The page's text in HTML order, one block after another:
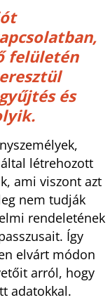
felületén
és
létrehozott
ami viszont azt
nem tudják
rendeletének
Így
elvárt módon
arról, hogy
adatokkal.